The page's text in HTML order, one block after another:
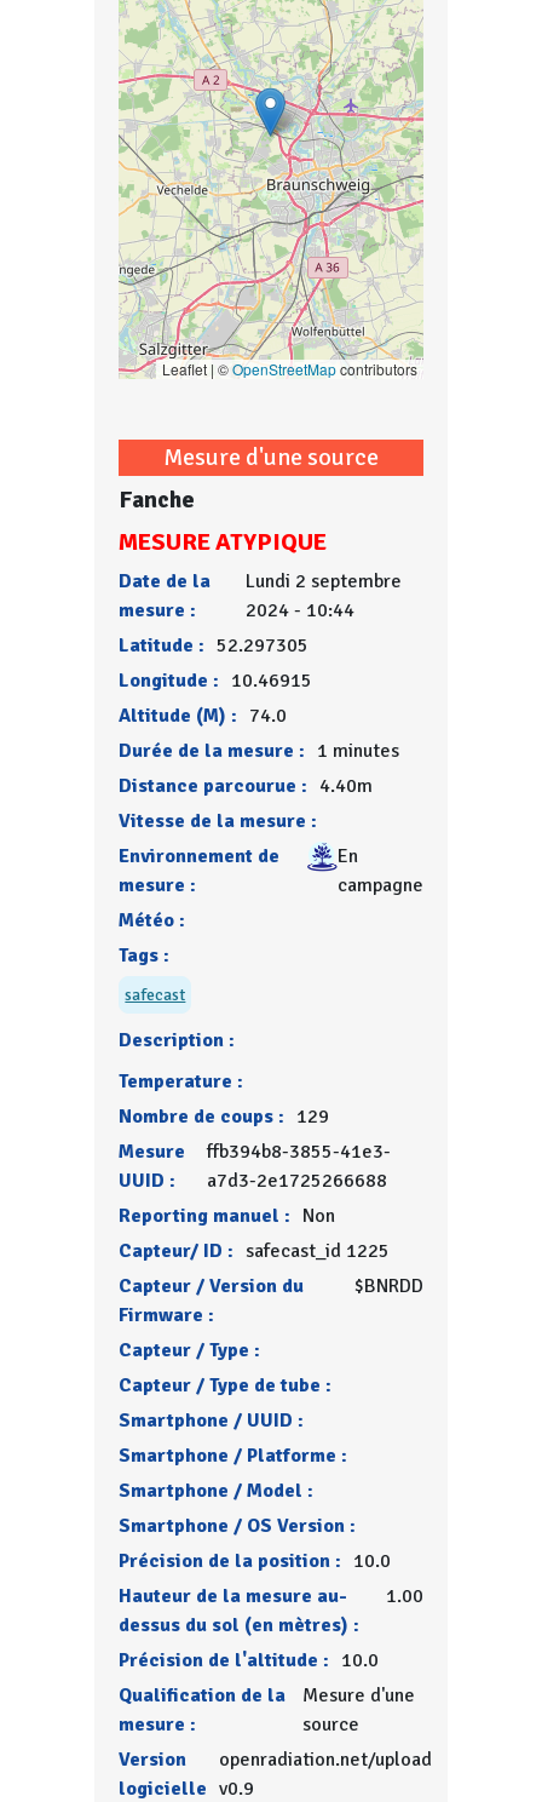
Leaflet | ©OpenStreetMapcontributors
Mesure d'une source
Fanche
MESURE ATYPIQUE
Date de la
mesure :
Lundi 2 septembre
2024 - 10:44
Latitude : 52.297305
Longitude : 10.46915
Altitude (M) : 74.0
Durée de la mesure : 1 minutes
Distance parcourue : 4.40m
Vitesse de la mesure :
Environnement de
mesure :
En
campagne
Météo :
Tags :
safecast
Description :
Temperature :
Nombre de coups : 129
Mesure
UUID :
ffb394b8-3855-41e3-
a7d3-2e1725266688
Reporting manuel : Non
Capteur/ ID : safecast_id 1225
Capteur / Version du
Firmware :
$BNRDD
Capteur / Type :
Capteur / Type de tube :
Smartphone / UUID :
Smartphone / Platforme :
Smartphone / Model :
Smartphone / OS Version :
Précision de la position : 10.0
Hauteur de la mesure au-
dessus du sol (en mètres) :
1.00
Précision de l'altitude : 10.0
Qualification de la
mesure :
Mesure d'une
source
Version
logicielle
openradiation.net/upload
v0.9